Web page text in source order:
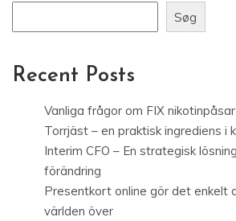
Søg
Recent Posts
Vanliga frågor om FIX nikotinpåsar
Torrjäst – en praktisk ingrediens i
Interim CFO – En strategisk
förändring
Presentkort online gör det enkelt
världen över